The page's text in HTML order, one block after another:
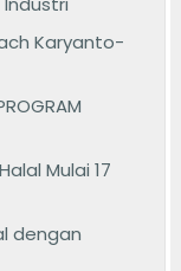
Karyanto-
Mulai 17
dengan